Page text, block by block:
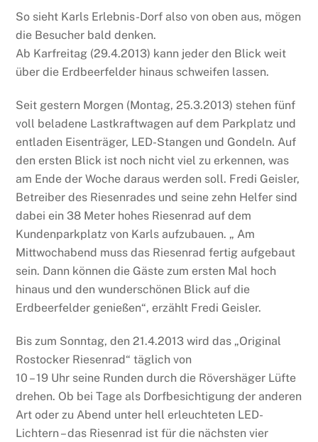
So sieht Karls Erlebnis-Dorf also von oben aus, mögen
die Besucher bald denken.
Ab Karfreitag (29.4.2013) kann jeder den Blick weit
über die Erdbeerfelder hinaus schweifen lassen.
Seit gestern Morgen (Montag, 25.3.2013) stehen fünf
voll beladene Lastkraftwagen auf dem Parkplatz und
entladen Eisenträger, LED-Stangen und Gondeln. Auf
den ersten Blick ist noch nicht viel zu erkennen, was
am Ende der Woche daraus werden soll. Fredi Geisler,
Betreiber des Riesenrades und seine zehn Helfer sind
dabei ein 38 Meter hohes Riesenrad auf dem
Kundenparkplatz von Karls aufzubauen. „ Am
Mittwochabend muss das Riesenrad fertig aufgebaut
sein. Dann können die Gäste zum ersten Mal hoch
hinaus und den wunderschönen Blick auf die
Erdbeerfelder genießen“, erzählt Fredi Geisler.
Bis zum Sonntag, den 21.4.2013 wird das „Original
Rostocker Riesenrad“ täglich von
10 – 19 Uhr seine Runden durch die Rövershäger Lüfte
drehen. Ob bei Tage als Dorfbesichtigung der anderen
Art oder zu Abend unter hell erleuchteten LED-
Lichtern – das Riesenrad ist für die nächsten vier